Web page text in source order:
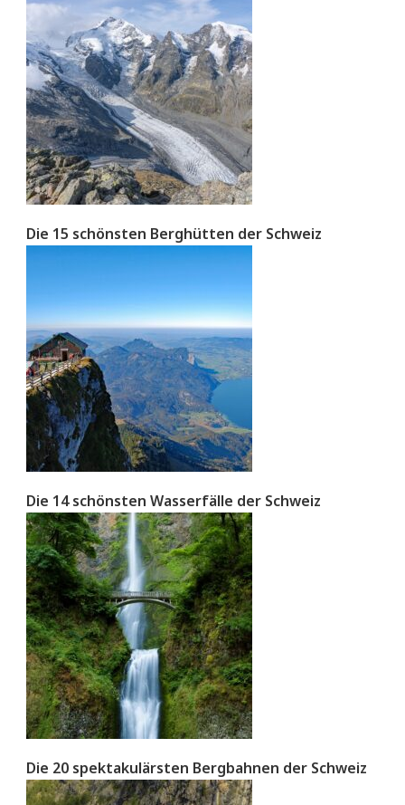
Die 15 schönsten Berghütten der Schweiz
Die 14 schönsten Wasserfälle der Schweiz
Die 20 spektakulärsten Bergbahnen der Schweiz